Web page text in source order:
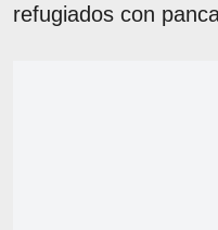
refugiados con